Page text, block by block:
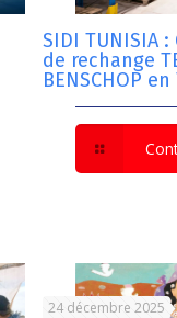
SIDI TUNISIA
de rechange
BENSCHOP
24 décembre 2025